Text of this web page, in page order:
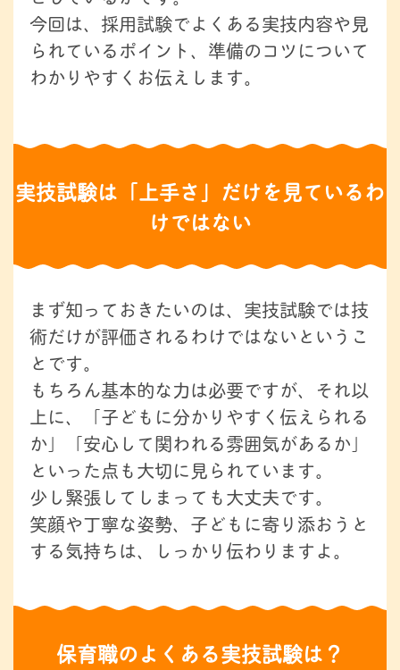
今回は、採用試験でよくある実技内容や見
られているポイント、準備のコツについて
わかりやすくお伝えします。
実技試験は「上手さ」だけを見ているわ
けではない
まず知っておきたいのは、実技試験では技
術だけが評価されるわけではないというこ
とです。
もちろん基本的な力は必要ですが、それ以
上に、「子どもに分かりやすく伝えられる
か」「安心して関われる雰囲気があるか」
といった点も大切に見られています。
少し緊張してしまっても大丈夫です。
笑顔や丁寧な姿勢、子どもに寄り添おうと
する気持ちは、しっかり伝わりますよ。
保育職のよくある実技試験は？